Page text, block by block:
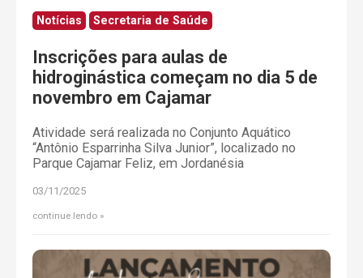
Notícias Secretaria de Saúde
Inscrições para aulas de
hidroginástica começam no dia 5 de
novembro em Cajamar
Atividade será realizada no Conjunto Aquático
“Antônio Esparrinha Silva Junior”, localizado no
Parque Cajamar Feliz, em Jordanésia
03/11/2025
continue lendo